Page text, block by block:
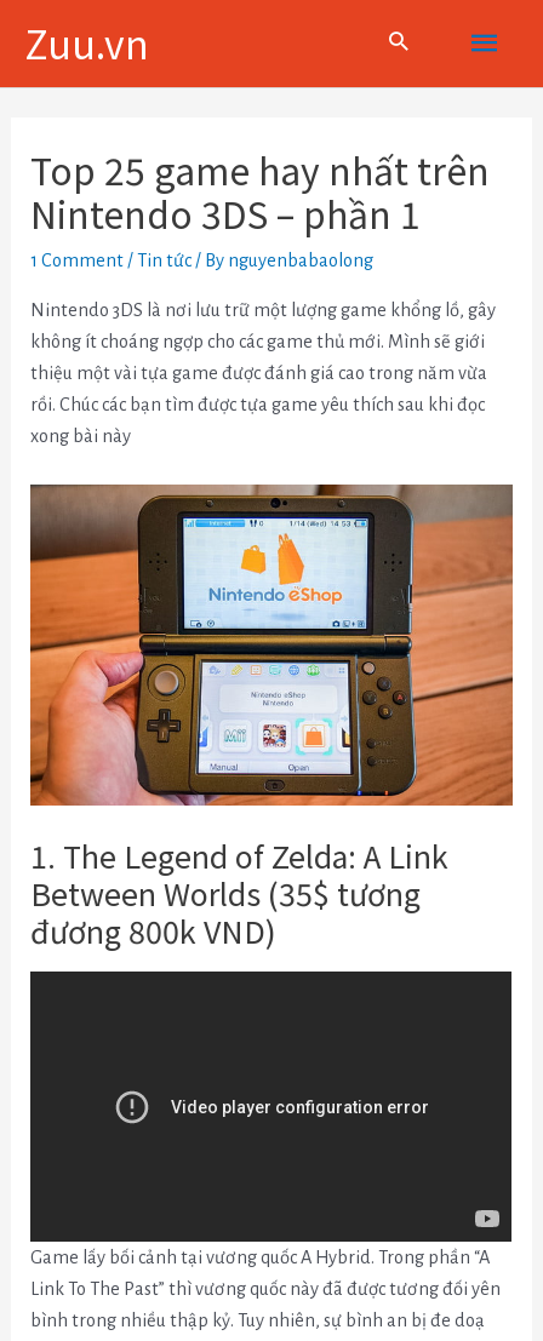
Zuu.vn
Main
Menu
Top 25 game hay nhất trên
Nintendo 3DS – phần 1
1 Comment /Tin tức / By nguyenbabaolong
Nintendo 3DS là nơi lưu trữ một lượng game khổng lồ, gây
không ít choáng ngợp cho các game thủ mới. Mình sẽ giới
thiệu một vài tựa game được đánh giá cao trong năm vừa
rồi. Chúc các bạn tìm được tựa game yêu thích sau khi đọc
xong bài này
1. The Legend of Zelda: A Link
Between Worlds (35$ tương
đương 800k VND)
Game lấy bối cảnh tại vương quốcA Hybrid . Trong phần “A
Link To The Past” thì vương quốc nàyđã được tương đối yên
bình trong nhiều thập kỷ. Tuy nhiên,sự bình an bị đe doạ
bài
viết